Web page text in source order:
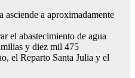
asciende a aproximadamente
el abastecimiento de agua
y diez mil 475
el Reparto Santa Julia y el